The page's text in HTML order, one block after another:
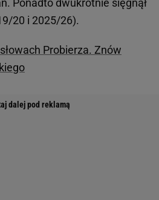
Ponadto dwukrotnie sięgnął
20 i 2025/26).
Probierza. Znów